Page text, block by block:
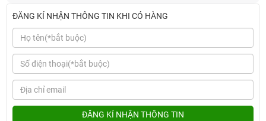
ĐĂNG KÍ NHẬN THÔNG TIN KHI CÓ HÀNG
ĐĂNG KÍ NHẬN THÔNG TIN